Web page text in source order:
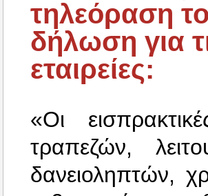
τηλεόραση
δήλωση για
εταιρείες:
«Οι
τραπεζών,
δανειοληπτών,